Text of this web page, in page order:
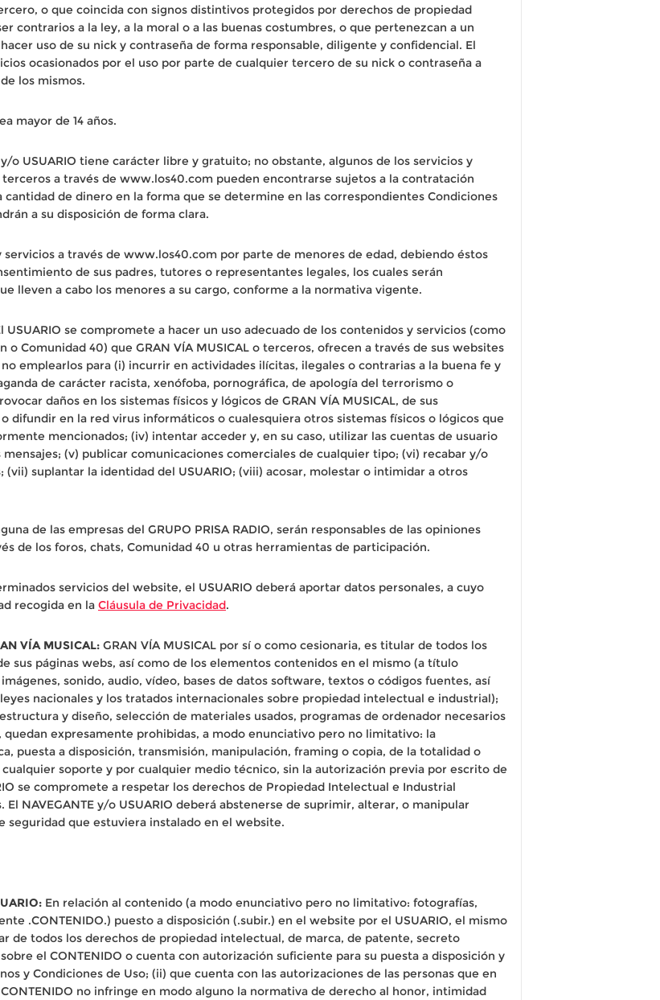
o que coincida con signos distintivos protegidos por derechos de propiedad
contrarios a la ley, a la moral o a las buenas costumbres, o que pertenezcan a un
uso de su nick y contraseña de forma responsable, diligente y confidencial. El
ocasionados por el uso por parte de cualquier tercero de su nick o contraseña a
los mismos.
mayor de 14 años.
o USUARIO tiene carácter libre y gratuito; no obstante, algunos de los servicios y
a través de www.los40.com pueden encontrarse sujetos a la contratación
de dinero en la forma que se determine en las correspondientes Condiciones
a su disposición de forma clara.
a través de www.los40.com por parte de menores de edad, debiendo éstos
de sus padres, tutores o representantes legales, los cuales serán
lleven a cabo los menores a su cargo, conforme a la normativa vigente.
USUARIO se compromete a hacer un uso adecuado de los contenidos y servicios (como
Comunidad 40) que GRAN VÍA MUSICAL o terceros, ofrecen a través de sus websites
emplearlos para (i) incurrir en actividades ilícitas, ilegales o contrarias a la buena fe y
de carácter racista, xenófoba, pornográfica, de apología del terrorismo o
daños en los sistemas físicos y lógicos de GRAN VÍA MUSICAL, de sus
difundir en la red virus informáticos o cualesquiera otros sistemas físicos o lógicos que
mencionados; (iv) intentar acceder y, en su caso, utilizar las cuentas de usuario
(v) publicar comunicaciones comerciales de cualquier tipo; (vi) recabar y/o
suplantar la identidad del USUARIO; (viii) acosar, molestar o intimidar a otros
de las empresas del GRUPO PRISA RADIO, serán responsables de las opiniones
de los foros, chats, Comunidad 40 u otras herramientas de participación.
servicios del website, el USUARIO deberá aportar datos personales, a cuyo
recogida en la Cláusula de Privacidad.
VÍA MUSICAL: GRAN VÍA MUSICAL por sí o como cesionaria, es titular de todos los
sus páginas webs, así como de los elementos contenidos en el mismo (a título
sonido, audio, vídeo, bases de datos software, textos o códigos fuentes, así
nacionales y los tratados internacionales sobre propiedad intelectual e industrial);
y diseño, selección de materiales usados, programas de ordenador necesarios
quedan expresamente prohibidas, a modo enunciativo pero no limitativo: la
puesta a disposición, transmisión, manipulación, framing o copia, de la totalidad o
soporte y por cualquier medio técnico, sin la autorización previa por escrito de
se compromete a respetar los derechos de Propiedad Intelectual e Industrial
NAVEGANTE y/o USUARIO deberá abstenerse de suprimir, alterar, o manipular
que estuviera instalado en el website.
En relación al contenido (a modo enunciativo pero no limitativo: fotografías,
.CONTENIDO.) puesto a disposición (.subir.) en el website por el USUARIO, el mismo
de todos los derechos de propiedad intelectual, de marca, de patente, secreto
el CONTENIDO o cuenta con autorización suficiente para su puesta a disposición y
y Condiciones de Uso; (ii) que cuenta con las autorizaciones de las personas que en
no infringe en modo alguno la normativa de derecho al honor, intimidad